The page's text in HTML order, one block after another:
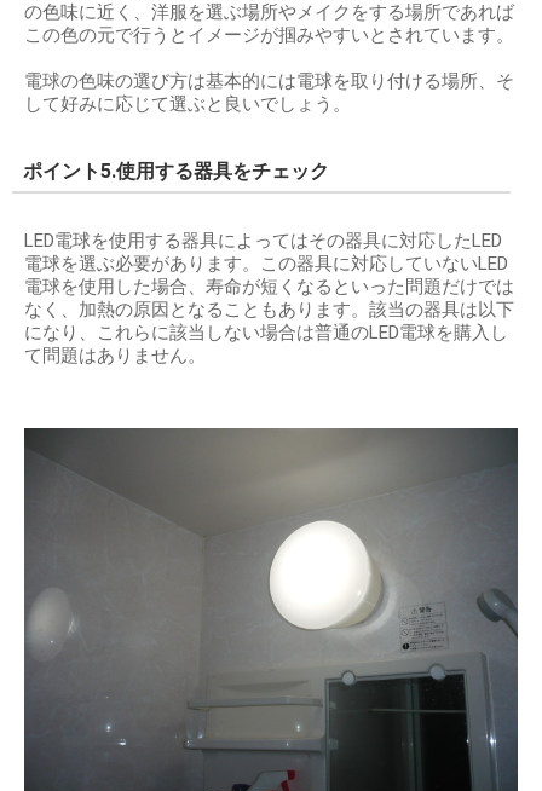
の色味に近く、洋服を選ぶ場所やメイクをする場所であれば
この色の元で行うとイメージが掴みやすいとされています。
電球の色味の選び方は基本的には電球を取り付ける場所、そ
して好みに応じて選ぶと良いでしょう。
ポイント5.使用する器具をチェック
LED電球を使用する器具によってはその器具に対応したLED
電球を選ぶ必要があります。この器具に対応していないLED
電球を使用した場合、寿命が短くなるといった問題だけでは
なく、加熱の原因となることもあります。該当の器具は以下
になり、これらに該当しない場合は普通のLED電球を購入し
て問題はありません。